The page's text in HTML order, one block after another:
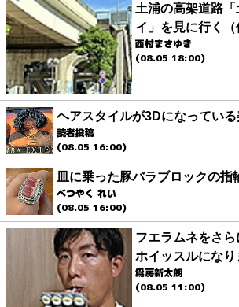
土浦の高架道路
イ」を見に行く（
西村まさゆき
(08.05 18:00)
ヘアスタイルが3Dになってい
読者投稿
(08.05 16:00)
皿に乗った豚バラブロックの指
べつやく れい
(08.05 16:00)
フエラムネをさ
ホイッスルになり
爲房新太朗
(08.05 11:00)